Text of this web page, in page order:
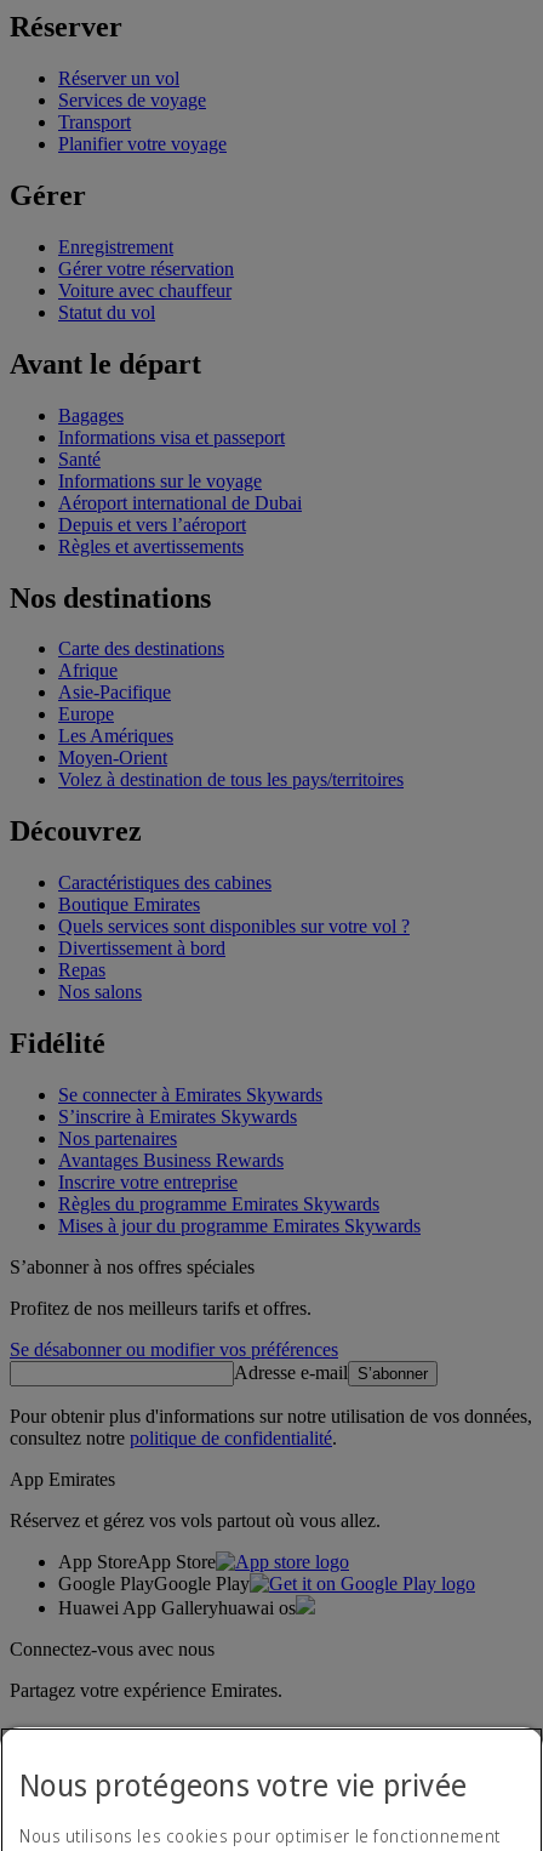
Réserver
Réserver un vol
Services de voyage
Transport
Planifier votre voyage
Gérer
Enregistrement
Gérer votre réservation
Voiture avec chauffeur
Statut du vol
Avant le départ
Bagages
Informations visa et passeport
Santé
Informations sur le voyage
Aéroport international de Dubai
Depuis et vers l’aéroport
Règles et avertissements
Nos destinations
Carte des destinations
Afrique
Asie-Pacifique
Europe
Les Amériques
Moyen-Orient
Volez à destination de tous les pays/territoires
Découvrez
Caractéristiques des cabines
Boutique Emirates
Quels services sont disponibles sur votre vol ?
Divertissement à bord
Repas
Nos salons
Fidélité
Se connecter à Emirates Skywards
S’inscrire à Emirates Skywards
Nos partenaires
Avantages Business Rewards
Inscrire votre entreprise
Règles du programme Emirates Skywards
Mises à jour du programme Emirates Skywards
S’abonner à nos offres spéciales
Profitez de nos meilleurs tarifs et offres.
Se désabonner ou modifier vos préférences
Adresse e-mail
S’abonner
Pour obtenir plus d'informations sur notre utilisation de vos données,
consultez notre politique de confidentialité.
App Emirates
Réservez et gérez vos vols partout où vous allez.
App StoreApp Store
Google PlayGoogle Play
Huawei App Galleryhuawai os
Connectez-vous avec nous
Partagez votre expérience Emirates.
Nous protégeons votre vie privée
Nous utilisons les cookies pour optimiser le fonctionnement